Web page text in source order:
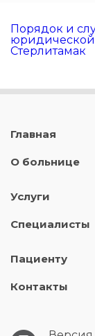
Порядок и
Стерлитамак
Главная
О больнице
Услуги
Специалисты
Пациенту
Контакты